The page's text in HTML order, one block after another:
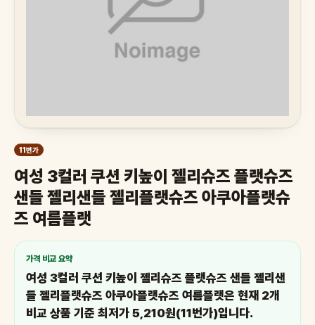
11번가
여성 3컬러 쿠션 키높이 젤리슈즈 플랫슈즈
샌들 젤리샌들 젤리플랫슈즈 아쿠아플랫슈
즈 여름플랫
가격 비교 요약
여성 3컬러 쿠션 키높이 젤리슈즈 플랫슈즈 샌들 젤리샌
들 젤리플랫슈즈 아쿠아플랫슈즈 여름플랫은 현재 2개
비교 상품 기준 최저가 5,210원(11번가)입니다.